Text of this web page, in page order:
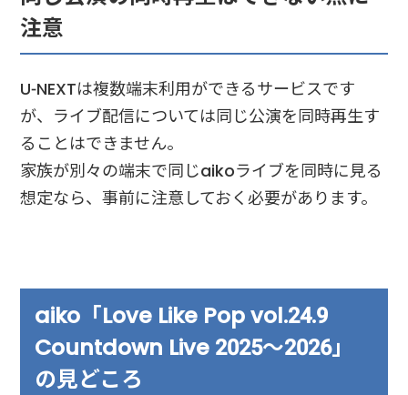
注意
U-NEXTは複数端末利用ができるサービスです
が、ライブ配信については同じ公演を同時再生す
ることはできません。
家族が別々の端末で同じaikoライブを同時に見る
想定なら、事前に注意しておく必要があります。
aiko「Love Like Pop vol.24.9
Countdown Live 2025〜2026」
の見どころ